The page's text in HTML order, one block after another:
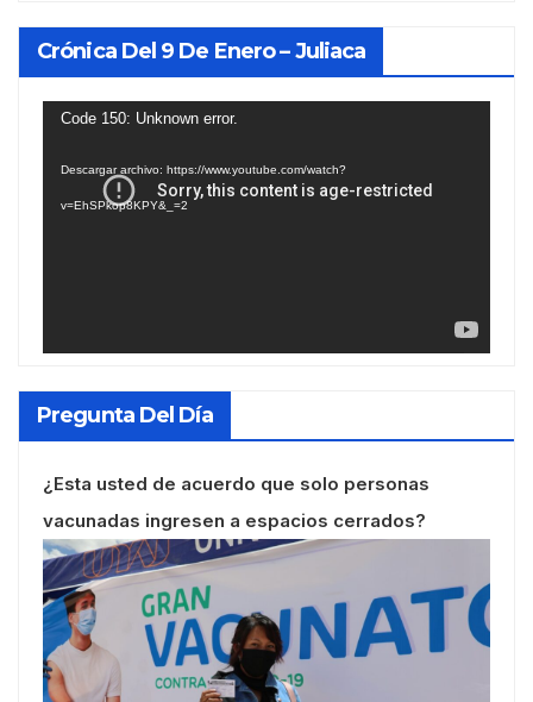
Crónica Del 9 De Enero – Juliaca
Reproductor
Code 150: Unknown error.
Descargar archivo: https://www.youtube.com/watch?
v=EhSPkop8KPY&_=2
Pregunta Del Día
¿Esta usted de acuerdo que solo personas
vacunadas ingresen a espacios cerrados?